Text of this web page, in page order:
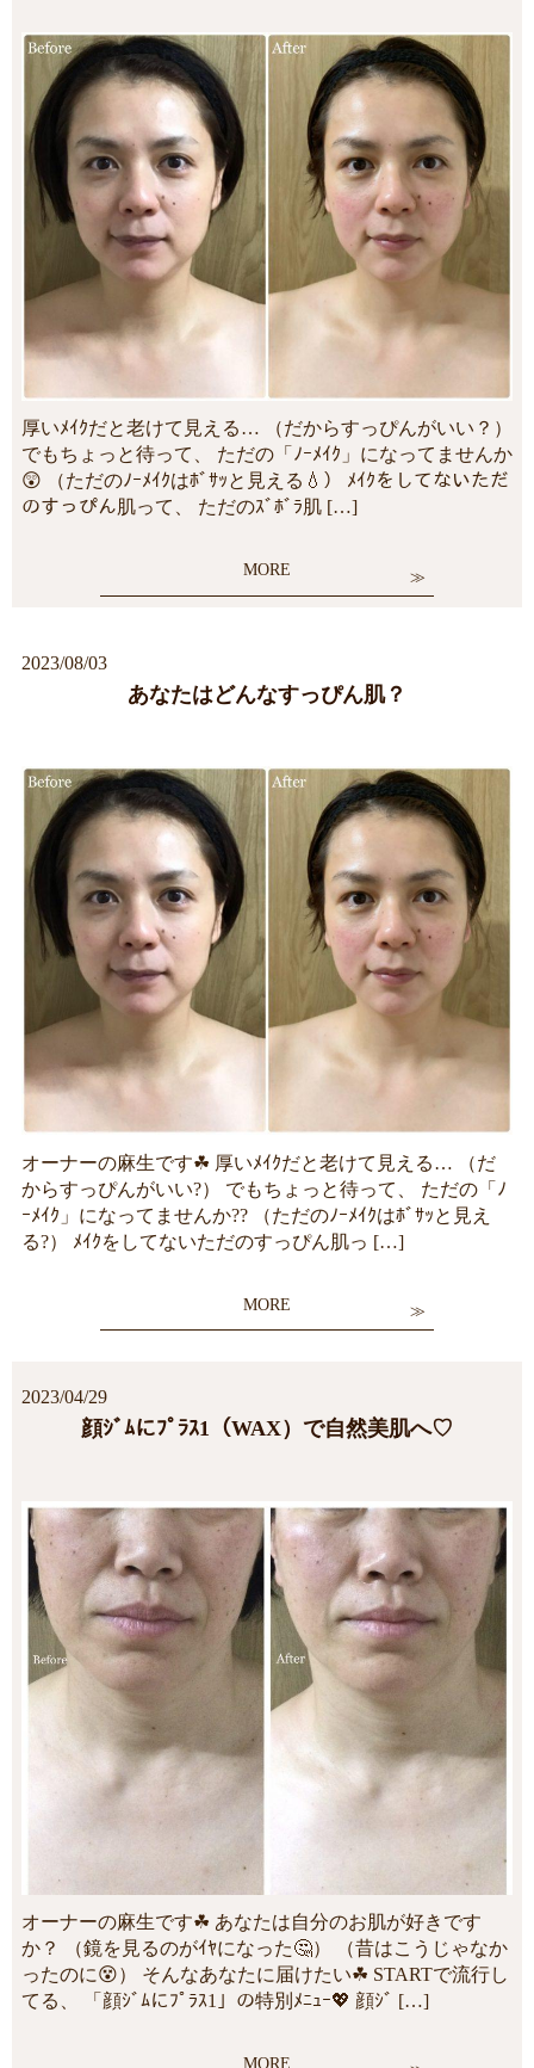
厚いﾒｲｸだと老けて見える… （だからすっぴんがいい？）
でもちょっと待って、 ただの「ﾉｰﾒｲｸ」になってませんか
😲 （ただのﾉｰﾒｲｸはﾎﾞｻｯと見える💧） ﾒｲｸをしてないただ
のすっぴん肌って、 ただのｽﾞﾎﾞﾗ肌 […]
MORE
2023/08/03
あなたはどんなすっぴん肌？
オーナーの麻生です☘ 厚いﾒｲｸだと老けて見える… （だ
からすっぴんがいい?） でもちょっと待って、 ただの「ﾉ
ｰﾒｲｸ」になってませんか?? （ただのﾉｰﾒｲｸはﾎﾞｻｯと見え
る?） ﾒｲｸをしてないただのすっぴん肌っ […]
MORE
2023/04/29
顔ｼﾞﾑにﾌﾟﾗｽ1（WAX）で自然美肌へ♡
オーナーの麻生です☘ あなたは自分のお肌が好きです
か？ （鏡を見るのがｲﾔになった🤔） （昔はこうじゃなか
ったのに😵） そんなあなたに届けたい☘ STARTで流行し
てる、 「顔ｼﾞﾑにﾌﾟﾗｽ1」の特別ﾒﾆｭｰ💖 顔ｼﾞ […]
MORE